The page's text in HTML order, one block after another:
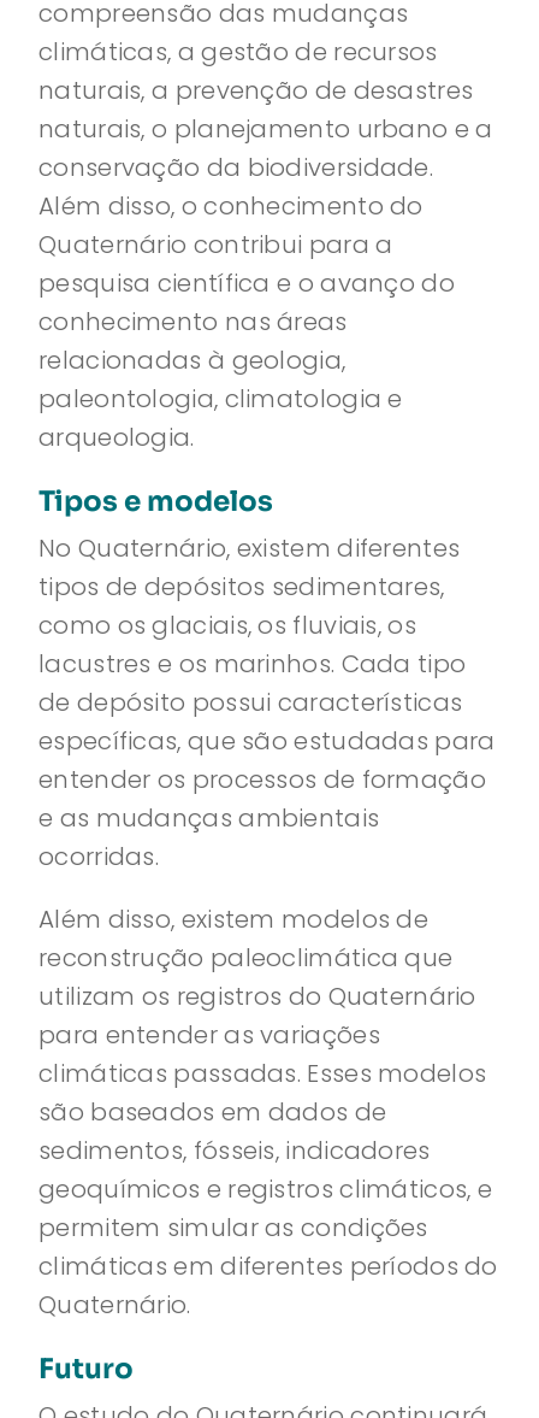
compreensão das mudanças
climáticas, a gestão de recursos
naturais, a prevenção de desastres
naturais, o planejamento urbano e a
conservação da biodiversidade.
Além disso, o conhecimento do
Quaternário contribui para a
pesquisa científica e o avanço do
conhecimento nas áreas
relacionadas à geologia,
paleontologia, climatologia e
arqueologia.
Tipos e modelos
No Quaternário, existem diferentes
tipos de depósitos sedimentares,
como os glaciais, os fluviais, os
lacustres e os marinhos. Cada tipo
de depósito possui características
específicas, que são estudadas para
entender os processos de formação
e as mudanças ambientais
ocorridas.
Além disso, existem modelos de
reconstrução paleoclimática que
utilizam os registros do Quaternário
para entender as variações
climáticas passadas. Esses modelos
são baseados em dados de
sedimentos, fósseis, indicadores
geoquímicos e registros climáticos, e
permitem simular as condições
climáticas em diferentes períodos do
Quaternário.
Futuro